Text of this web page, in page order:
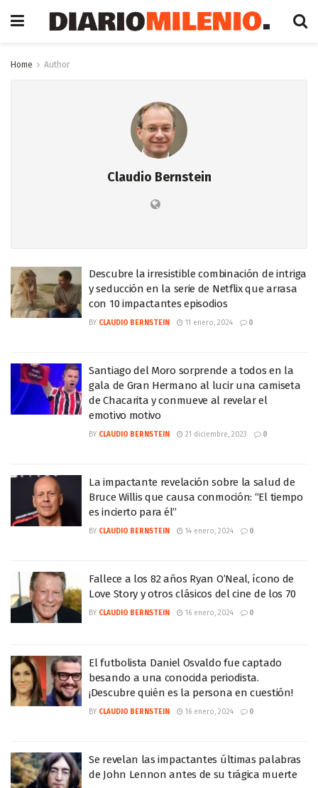
Home Author
Claudio Bernstein
Descubre la irresistible combinación de intriga
y seducción en la serie de Netflix que arrasa
con 10 impactantes episodios
BY CLAUDIO BERNSTEIN 11 enero, 2024 0
Santiago del Moro sorprende a todos en la
gala de Gran Hermano al lucir una camiseta
de Chacarita y conmueve al revelar el
emotivo motivo
BY CLAUDIO BERNSTEIN 21 diciembre, 2023 0
La impactante revelación sobre la salud de
Bruce Willis que causa conmoción: “El tiempo
es incierto para él”
BY CLAUDIO BERNSTEIN 14 enero, 2024 0
Fallece a los 82 años Ryan O’Neal, ícono de
Love Story y otros clásicos del cine de los 70
BY CLAUDIO BERNSTEIN 16 enero, 2024 0
El futbolista Daniel Osvaldo fue captado
besando a una conocida periodista.
¡Descubre quién es la persona en cuestión!
BY CLAUDIO BERNSTEIN 16 enero, 2024 0
Se revelan las impactantes últimas palabras
de John Lennon antes de su trágica muerte